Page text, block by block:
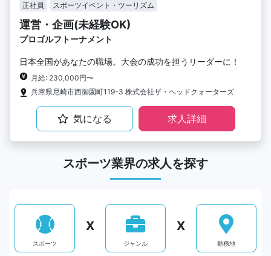
正社員 スポーツイベント・ツーリズム
運営・企画(未経験OK)
プロゴルフトーナメント
日本全国があなたの職場。大会の成功を担うリーダーに！
月給: 230,000円〜
兵庫県尼崎市西御園町119-3 株式会社ザ・ヘッドクォーターズ
気になる 求人詳細
スポーツ業界の求人を探す
スポーツ
X
ジャンル
X
勤務地